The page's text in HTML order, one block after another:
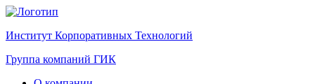
Институт Корпоративных Технологий
Группа компаний ГИК